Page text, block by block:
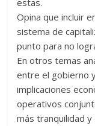
estas.
Opina que incluir
sistema de
punto para no
En otros temas
entre el gobierno
implicaciones
operativos
más tranquilidad